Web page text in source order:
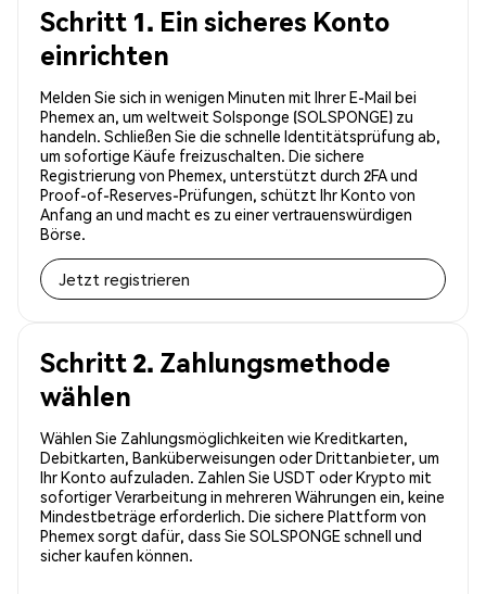
Schritt 1. Ein sicheres Konto
einrichten
Melden Sie sich in wenigen Minuten mit Ihrer E-Mail bei
Phemex an, um weltweit Solsponge (SOLSPONGE) zu
handeln. Schließen Sie die schnelle Identitätsprüfung ab,
um sofortige Käufe freizuschalten. Die sichere
Registrierung von Phemex, unterstützt durch 2FA und
Proof-of-Reserves-Prüfungen, schützt Ihr Konto von
Anfang an und macht es zu einer vertrauenswürdigen
Börse.
Jetzt registrieren
Schritt 2. Zahlungsmethode
wählen
Wählen Sie Zahlungsmöglichkeiten wie Kreditkarten,
Debitkarten, Banküberweisungen oder Drittanbieter, um
Ihr Konto aufzuladen. Zahlen Sie USDT oder Krypto mit
sofortiger Verarbeitung in mehreren Währungen ein, keine
Mindestbeträge erforderlich. Die sichere Plattform von
Phemex sorgt dafür, dass Sie SOLSPONGE schnell und
sicher kaufen können.